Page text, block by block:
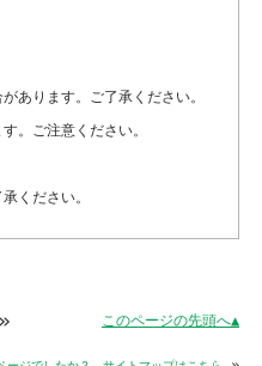
あります。ご了承ください。
。ご注意ください。
ください。
» このページの先頭へ▲